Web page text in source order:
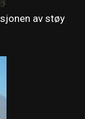
av støy